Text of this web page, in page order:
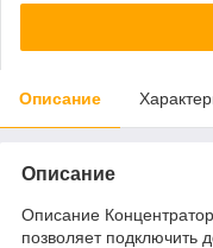
Описание
Описание
Описание
позволяет подключить